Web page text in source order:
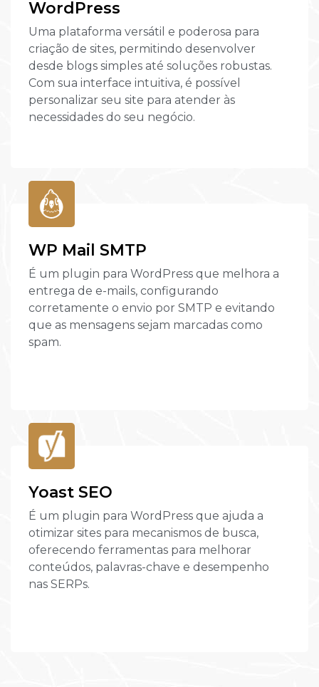
WordPress
Uma plataforma versátil e poderosa para
criação de sites, permitindo desenvolver
desde blogs simples até soluções robustas.
Com sua interface intuitiva, é possível
personalizar seu site para atender às
necessidades do seu negócio.
WP Mail SMTP
É um plugin para WordPress que melhora a
entrega de e-mails, configurando
corretamente o envio por SMTP e evitando
que as mensagens sejam marcadas como
spam.
Yoast SEO
É um plugin para WordPress que ajuda a
otimizar sites para mecanismos de busca,
oferecendo ferramentas para melhorar
conteúdos, palavras-chave e desempenho
nas SERPs.